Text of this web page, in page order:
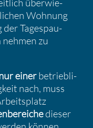
überwie­
Wohnung
der Tages­pau­
zu
einer betrieb­li­
nach, muss
dieser